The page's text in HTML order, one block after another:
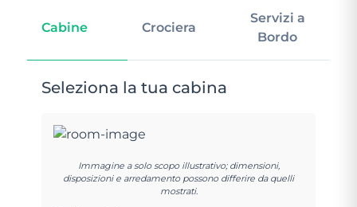
Cabine Crociera
Servizi a
Bordo
Seleziona la tua cabina
Immagine a solo scopo illustrativo; dimensioni,
disposizioni e arredamento possono differire da quelli
mostrati.